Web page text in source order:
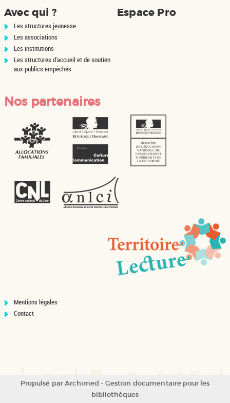
Avec qui ?
Les structures jeunesse
Les associations
Les institutions
Les structures d'accueil et de soutien
aux publics empêchés
Espace Pro
Nos partenaires
Mentions légales
Contact
Propulsé parArchimed - Gestion documentaire pour les
bibliothèques